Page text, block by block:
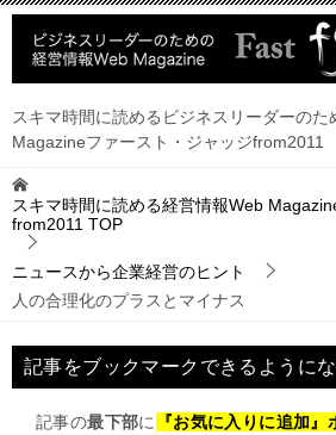
スキマ時間に読めるビジネスリーダーのた
Magazineファースト・ジャッジfrom2011
スキマ時間に読める経営情報Web
from2011 TOP
ニュースから企業経営のヒント
人の合理化のプラスとマイナス
記事をブックマークできるように
記事の最下部に 『お気に入りに追加』